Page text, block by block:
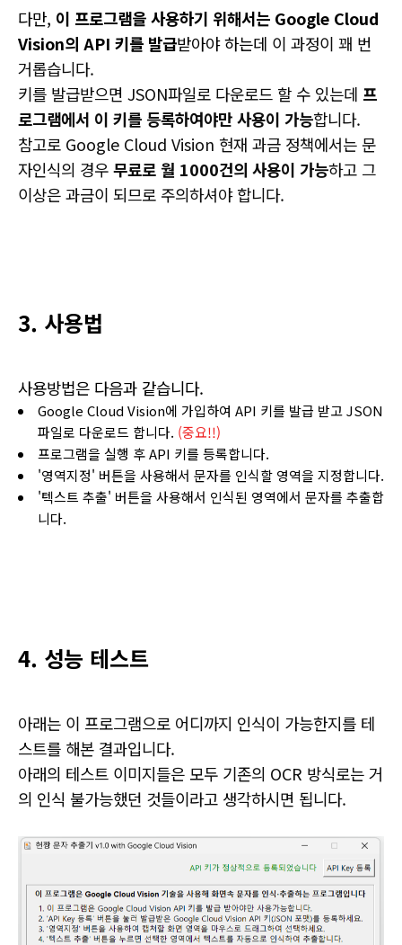
다만, 이 프로그램을 사용하기 위해서는 Google Cloud
Vision의 API 키를 발급받아야 하는데 이 과정이 꽤 번
거롭습니다.
키를 발급받으면 JSON파일로 다운로드 할 수 있는데 프
로그램에서 이 키를 등록하여야만 사용이 가능합니다.
참고로 Google Cloud Vision 현재 과금 정책에서는 문
자인식의 경우무료로 월 1000건의 사용이 가능하고 그
이상은 과금이 되므로 주의하셔야 합니다.
3. 사용법
사용방법은 다음과 같습니다.
Google Cloud Vision에 가입하여 API 키를 발급 받고 JSON
파일로 다운로드 합니다. (중요!!)
프로그램을 실행 후 API 키를 등록합니다.
'영역지정' 버튼을 사용해서 문자를 인식할 영역을 지정합니다.
'텍스트 추출' 버튼을 사용해서 인식된 영역에서 문자를 추출합
니다.
4. 성능 테스트
아래는 이 프로그램으로 어디까지 인식이 가능한지를 테
스트를 해본 결과입니다.
아래의 테스트 이미지들은 모두 기존의 OCR 방식로는 거
의 인식 불가능했던 것들이라고 생각하시면 됩니다.